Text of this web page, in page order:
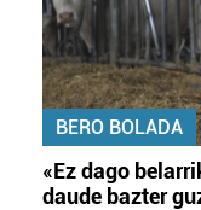
BERO BOLADA
«Ez dago
daude bazter